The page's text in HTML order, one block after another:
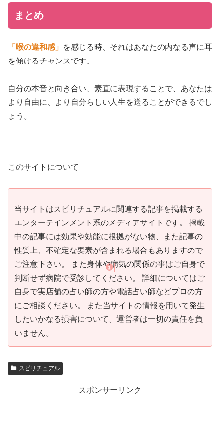
まとめ
「喉の違和感」 を感じる時、それはあなたの内なる声に耳
を傾けるチャンスです。
自分の本音と向き合い、素直に表現することで、あなたは
より自由に、より自分らしい人生を送ることができるでし
ょう。
このサイトについて
当サイトはスピリチュアルに関連する記事を掲載する
エンターテインメント系のメディアサイトです。 掲載
中の記事には効果や効能に根拠がない物、また記事の
性質上、不確定な要素が含まれる場合もありますので
ご注意下さい。 また身体や病気の関係の事はご自身で
判断せず病院で受診してください。 詳細についてはご
自身で実店舗の占い師の方や電話占い師などプロの方
にご相談ください。 また当サイトの情報を用いて発生
したいかなる損害について、運営者は一切の責任を負
いません。
スピリチュアル
スポンサーリンク